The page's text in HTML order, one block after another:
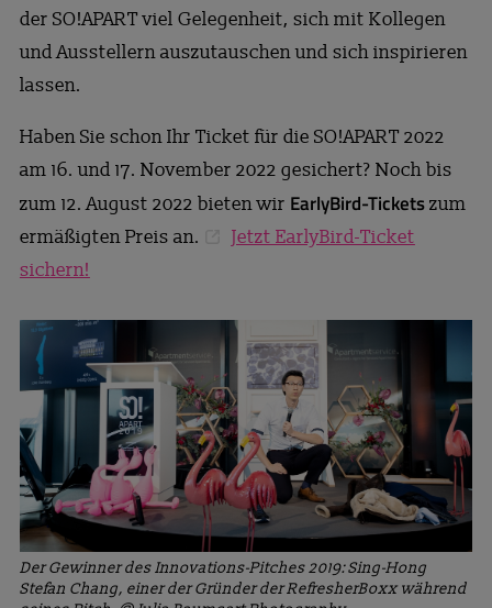
der SO!APART viel Gelegenheit, sich mit Kollegen
und Ausstellern auszutauschen und sich inspirieren
lassen.
Haben Sie schon Ihr Ticket für die SO!APART 2022
am 16. und 17. November 2022 gesichert? Noch bis
zum 12. August 2022 bieten wir EarlyBird-Ticketszum
ermäßigten Preis an.
Jetzt EarlyBird-Ticket
sichern!
Der Gewinner des Innovations-Pitches 2019: Sing-Hong
Stefan Chang, einer der Gründer der RefresherBoxx während